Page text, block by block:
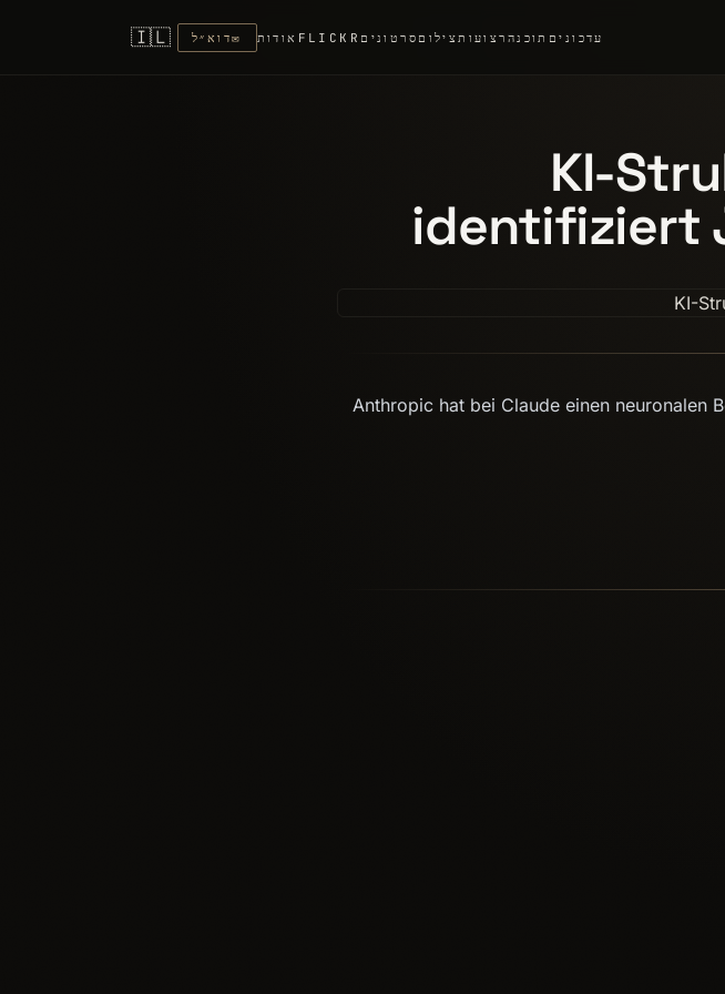
עדכונים תוכנה רצועותצילום סרטונים FLICKR אודות ✉דוא״ל 🇮🇱
KI-
identifiziert
Anthropic hat bei Claude einen neuronalen